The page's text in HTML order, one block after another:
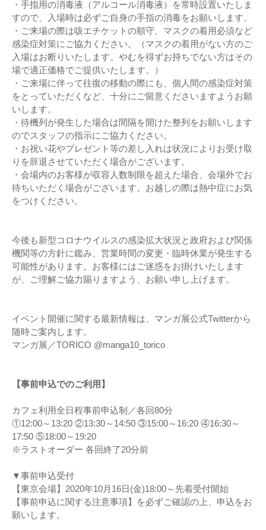
・手指用の消毒液（アルコール消毒液）を常時設置いたしま
すので、入場時は必ずご自身の手指の消毒をお願いします。
・ご来場の際は咳エチケットの順守、マスクの着用必須など
感染症対策にご協力ください。（マスクの着用がない方のご
入場はお断りいたします。やむを得ずお持ちでない方はその
場で適正価格でご提供いたします。）
・ご来場に伴って往復の移動の際にも、個人間の感染症対策
をとっていただくなど、十分にご留意くださいますようお願
いします。
・待機列が発生した場合は間隔を開けた整列をお願いします
のでスタッフの指示にご協力ください。
・お祝い花やプレゼント等の差し入れは状況によりお受け取
りを辞退させていただく場合がございます。
・会場内のお客様が収容人数制限を超えた場合、会場外でお
待ちいただく場合がございます。お越しの際は熱中症にお気
をつけください。
今後も新型コロナウイルスの感染拡⼤状況と政府および関係
機関等の⽅針に鑑み、営業時間の変更・臨時休業が発⽣する
可能性があります。お客様にはご迷惑をお掛けいたします
が、ご理解ご協⼒賜りますよう、お願い申し上げます。
イベント開催に関する最新情報は、マンガ展公式Twitterから
随時ご案内します。
マンガ展／TORICO @manga10_torico
【事前申込でのご利用】
カフェ利用全日程事前申込制／各回80分
①12:00～13:20 ②13:30～14:50 ③15:00～16:20 ④16:30～
17:50 ⑤18:00～19:20
※ラストオーダー 各回終了20分前
▼事前申込受付
【東京会場】2020年10月16日(金)18:00～先着受付開始
【事前申込に関する注意事項】を必ずご確認の上、申込をお
願いします。